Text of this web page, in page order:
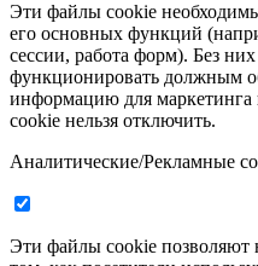
Эти файлы cookie
его основных функций
сессии, работа форм). Без
функционировать должным
информацию для маркетинга
cookie нельзя отключить.
Аналитические/Рекламные
Эти файлы cookie